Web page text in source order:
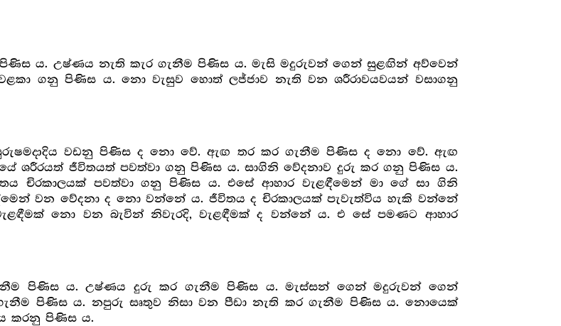
ය. උෂ්ණය නැති කැර ගැනීම පිණිස ය. මැසි මදුරුවන් ගෙන් සුළඟින් අව්වෙන්
ගනු පිණිස ය. නො වැසුව හොත් ලජ්ජාව නැති වන ශරීරාවයවයන් වසාගනු
වඩනු පිණිස ද නො වේ. ඇඟ තර කර ගැනීම පිණිස ද නො වේ. ඇඟ
ශරීරයත් ජීවිතයත් පවත්වා ගනු පිණිස ය. සාගිනි වේදනාව දුරු කර ගනු පිණිස ය.
චිරකාලයක් පවත්වා ගනු පිණිස ය. එසේ ආහාර වැළඳීමෙන් මා ගේ සා ගිනි
වන වේදනා ද නො වන්නේ ය. ජීවිතය ද චිරකාලයක් පැවැත්විය හැකි වන්නේ
නො වන බැවින් නිවැරදි, වැළඳීමක් ද වන්නේ ය. එ සේ පමණට ආහාර
පිණිස ය. උෂ්ණය දුරු කර ගැනීම පිණිස ය. මැස්සන් ගෙන් මදුරුවන් ගෙන්
පිණිස ය. නපුරු සෘතුව නිසා වන පීඩා නැති කර ගැනීම පිණිස ය. නොයෙක්
කරනු පිණිස ය.